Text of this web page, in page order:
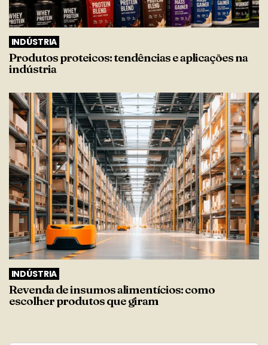
INDÚSTRIA
Produtos proteicos: tendências e aplicações na
indústria
INDÚSTRIA
Revenda de insumos alimentícios: como
escolher produtos que giram